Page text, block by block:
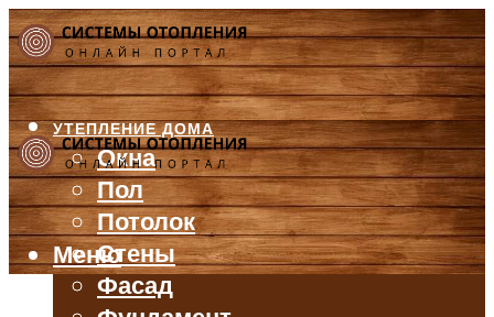
УТЕПЛЕНИЕ ДОМА
Окна
Пол
Потолок
Стены
Фасад
Меню